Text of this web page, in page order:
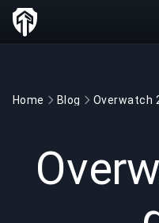
Home Blog Overwatch